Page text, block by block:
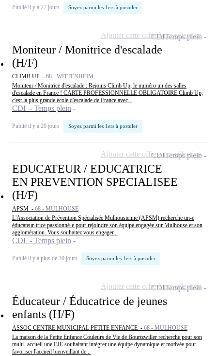
Publié il y a 27 jours Soyez parmi les 1ers à postuler
Moniteur / Monitrice d'escalade
(H/F)
CLIMB UP - 68 - WITTENHEIM
Moniteur / Monitrice d'escalade : Rejoins Climb Up, le numéro un des salles
d'escalade en France ! CARTE PROFESSIONNELLE OBLIGATOIRE Climb Up,
c'est la plus grande école d'escalade de France avec...
CDI - Temps plein
Publié il y a 29 jours Soyez parmi les 1ers à postuler
CDITemps plein
Ajouter cette offre à ma sélection
EDUCATEUR / EDUCATRICE
EN PREVENTION SPECIALISEE
(H/F)
APSM - 68 - MULHOUSE
L'Association de Prévention Spécialisée Mulhousienne (APSM) recherche un-e
éducateur-trice passionné-e pour rejoindre son équipe engagée sur Mulhouse et son
agglomération. Vous souhaitez vous engager...
CDI - Temps plein
Publié il y a plus de 30 jours Soyez parmi les 1ers à postuler
CDITemps plein
Ajouter cette offre à ma sélection
Éducateur / Éducatrice de jeunes
enfants (H/F)
ASSOC CENTRE MUNICIPAL PETITE ENFANCE - 68 - MULHOUSE
La maison de la Petite Enfance Couleurs de Vie de Bourtzwiller recherche pour son
multi- accueil une EJE souhaitant intégrer une équipe dynamique et motivée pour
favoriser l'accueil bienveillant de...
CDITemps plein
Ajouter cette offre à ma sélection